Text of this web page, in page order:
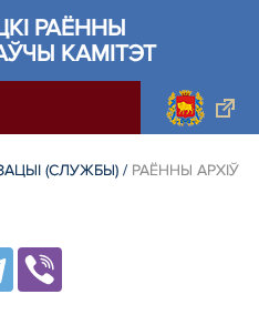
РАЁННЫ
КАМІТЭТ
(СЛУЖБЫ) / РАЁННЫ АРХІЎ